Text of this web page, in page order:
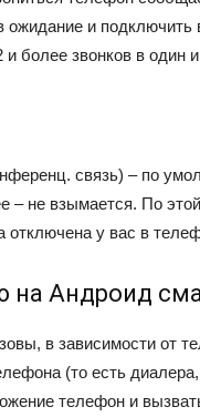
и подключить
более звонков в один
связь) – по
– не взымается. По
отключена у вас в
на Андроид
в зависимости от
(то есть
телефон и